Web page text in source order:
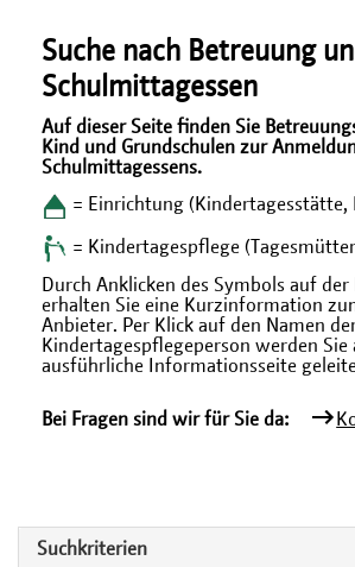
Suche nach Betreuung
Schulmittagessen
Auf dieser Seite finden Sie
Kind und Grundschulen zur
Schulmittagessens.
= Einrichtung (Kindertagesstätte,
= Kindertagespflege
Durch Anklicken des Symbols auf
erhalten Sie eine Kurzinformation
Anbieter. Per Klick auf den Namen
Kindertagespflegeperson werden Sie
ausführliche Informationsseite
Bei Fragen sind wir für Sie da:
Suchkriterien